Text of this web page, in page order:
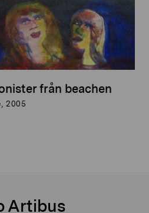
från beachen
2005
Artibus